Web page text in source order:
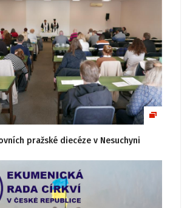
pražské diecéze v Nesuchyni